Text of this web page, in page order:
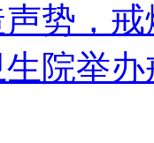
势，
院举